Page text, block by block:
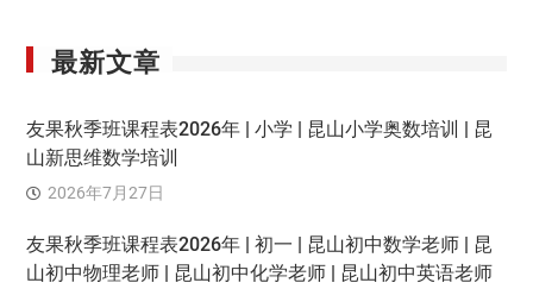
最新文章
友果秋季班课程表2026年 | 小学 | 昆山小学奥数培训 | 昆
山新思维数学培训
2026年7月27日
友果秋季班课程表2026年 | 初一 | 昆山初中数学老师 | 昆
山初中物理老师 | 昆山初中化学老师 | 昆山初中英语老师